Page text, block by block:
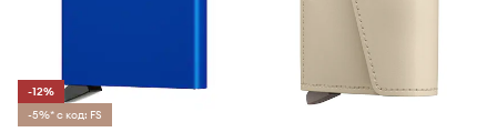
-12%
-5%* с код: FS